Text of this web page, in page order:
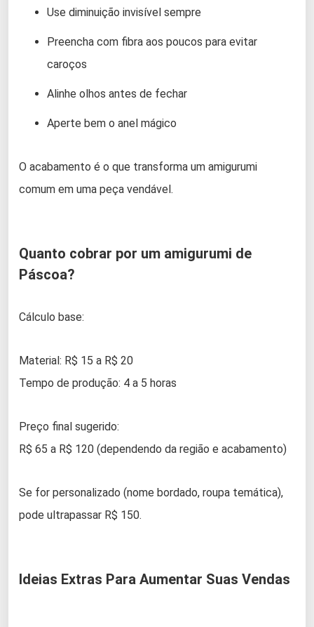
Use diminuição invisível sempre
Preencha com fibra aos poucos para evitar
caroços
Alinhe olhos antes de fechar
Aperte bem o anel mágico
O acabamento é o que transforma um amigurumi
comum em uma peça vendável.
Quanto cobrar por um amigurumi de
Páscoa?
Cálculo base:
Material: R$ 15 a R$ 20
Tempo de produção: 4 a 5 horas
Preço final sugerido:
R$ 65 a R$ 120 (dependendo da região e acabamento)
Se for personalizado (nome bordado, roupa temática),
pode ultrapassar R$ 150.
Ideias Extras Para Aumentar Suas Vendas